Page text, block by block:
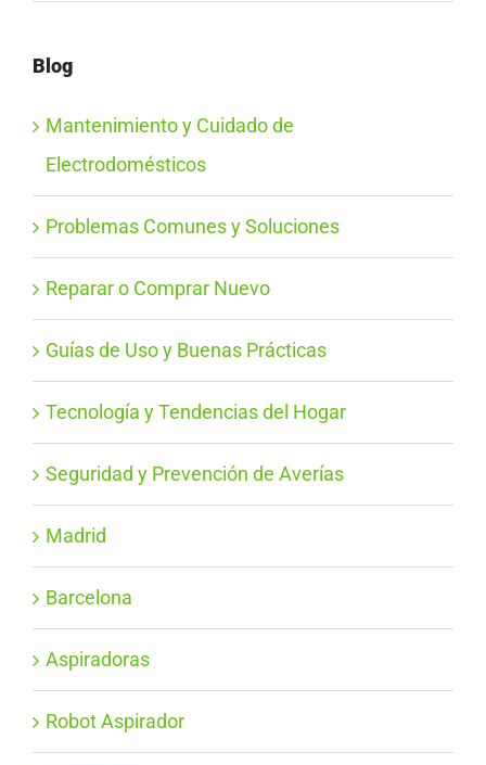
Blog
Mantenimiento y Cuidado de
Electrodomésticos
Problemas Comunes y Soluciones
Reparar o Comprar Nuevo
Guías de Uso y Buenas Prácticas
Tecnología y Tendencias del Hogar
Seguridad y Prevención de Averías
Madrid
Barcelona
Aspiradoras
Robot Aspirador